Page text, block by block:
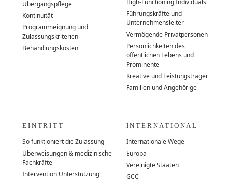
Übergangspflege
Kontinuität
Programmeignung und
Zulassungskriterien
Behandlungskosten
High-Functioning Individuals
Führungskräfte und
Unternehmensleiter
Vermögende Privatpersonen
Persönlichkeiten des
öffentlichen Lebens und
Prominente
Kreative und Leistungsträger
Familien und Angehörige
EINTRITT
So funktioniert die Zulassung
Überweisungen & medizinische
Fachkräfte
Intervention Unterstützung
INTERNATIONAL
Internationale Wege
Europa
Vereinigte Staaten
GCC